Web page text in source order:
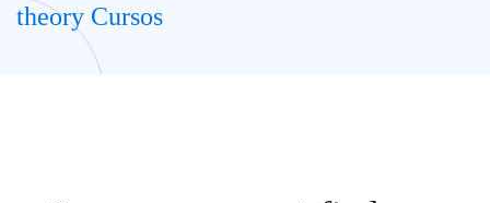
theory Cursos